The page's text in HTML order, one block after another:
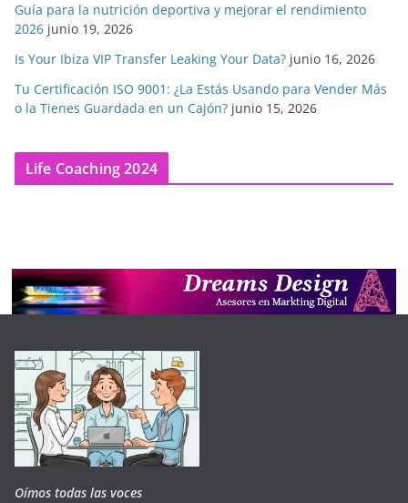
Guía para la nutrición deportiva y mejorar el rendimiento
2026 junio 19, 2026
Is Your Ibiza VIP Transfer Leaking Your Data? junio 16, 2026
Tu Certificación ISO 9001: ¿La Estás Usando para Vender Más
o la Tienes Guardada en un Cajón? junio 15, 2026
Life Coaching 2024
Oímos todas las voces